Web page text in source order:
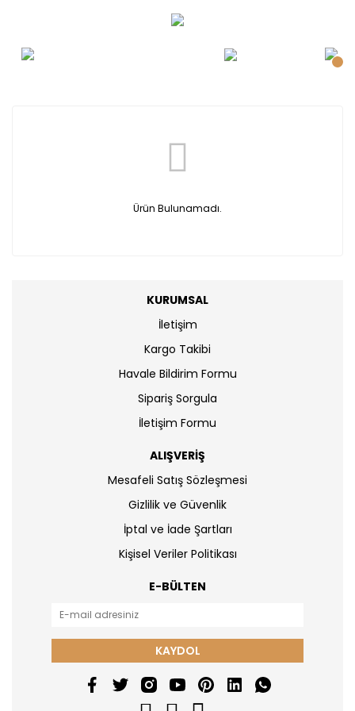
Ürün Bulunamadı.
KURUMSAL
İletişim
Kargo Takibi
Havale Bildirim Formu
Sipariş Sorgula
İletişim Formu
ALIŞVERİŞ
Mesafeli Satış Sözleşmesi
Gizlilik ve Güvenlik
İptal ve İade Şartları
Kişisel Veriler Politikası
E-BÜLTEN
KAYDOL